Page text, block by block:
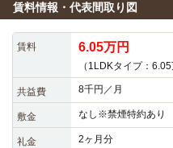
賃料情報・代表間取り図
賃料 6.05万円
（1LDKタイプ：
共益費 8千円／月
敷金 なし※禁煙特約あり
礼金 2ヶ月分